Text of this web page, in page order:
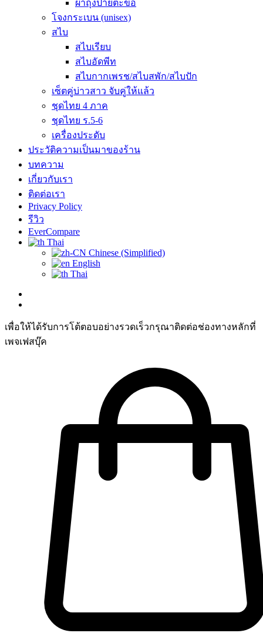
ผ้าถุงป้ายตะขอ
โจงกระเบน (unisex)
สไบ
สไบเรียบ
สไบอัดพีท
สไบกากเพรช/สไบสพัก/สไบปัก
เซ็ตคู่บ่าวสาว จับคู่ให้แล้ว
ชุดไทย 4 ภาค
ชุดไทย ร.5-6
เครื่องประดับ
ประวัติความเป็นมาของร้าน
บทความ
เกี่ยวกับเรา
ติดต่อเรา
Privacy Policy
รีวิว
EverCompare
Thai
Chinese (Simplified)
English
Thai
เพื่อให้ได้รับการโต้ตอบอย่างรวดเร็วกรุณาติดต่อช่องทางหลักที่
เพจเฟสบุ๊ค